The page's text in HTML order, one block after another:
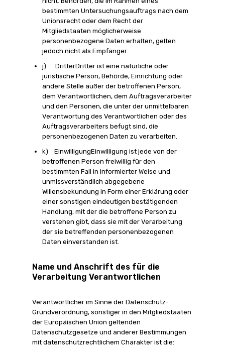
bestimmten Untersuchungsauftrags nach dem
Unionsrecht oder dem Recht der
Mitgliedstaaten möglicherweise
personenbezogene Daten erhalten, gelten
jedoch nicht als Empfänger.
j) DritterDritter ist eine natürliche oder
juristische Person, Behörde, Einrichtung oder
andere Stelle außer der betroffenen Person,
dem Verantwortlichen, dem Auftragsverarbeiter
und den Personen, die unter der unmittelbaren
Verantwortung des Verantwortlichen oder des
Auftragsverarbeiters befugt sind, die
personenbezogenen Daten zu verarbeiten.
k) EinwilligungEinwilligung ist jede von der
betroffenen Person freiwillig für den
bestimmten Fall in informierter Weise und
unmissverständlich abgegebene
Willensbekundung in Form einer Erklärung oder
einer sonstigen eindeutigen bestätigenden
Handlung, mit der die betroffene Person zu
verstehen gibt, dass sie mit der Verarbeitung
der sie betreffenden personenbezogenen
Daten einverstanden ist.
Name und Anschrift des für die
Verarbeitung Verantwortlichen
Verantwortlicher im Sinne der Datenschutz-
Grundverordnung, sonstiger in den Mitgliedstaaten
der Europäischen Union geltenden
Datenschutzgesetze und anderer Bestimmungen
mit datenschutzrechtlichem Charakter ist die: